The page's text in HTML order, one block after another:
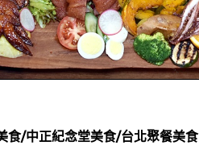
食/中正紀念堂美食/台北聚餐美食